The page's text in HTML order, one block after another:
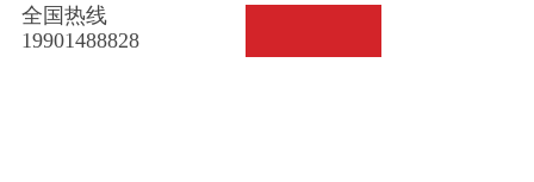
全国热线
19901488828